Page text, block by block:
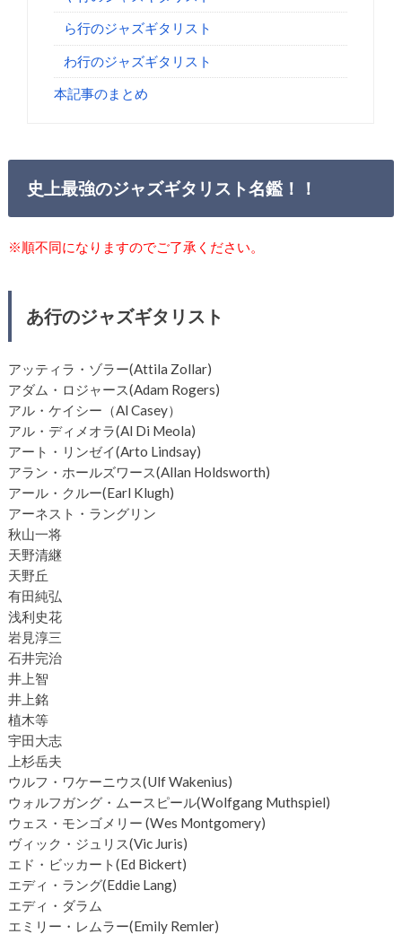
ら行のジャズギタリスト
わ行のジャズギタリスト
本記事のまとめ
史上最強のジャズギタリスト名鑑！！
※順不同になりますのでご了承ください。
あ行のジャズギタリスト
アッティラ・ゾラー(Attila Zollar)
アダム・ロジャース(Adam Rogers)
アル・ケイシー（Al Casey）
アル・ディメオラ(Al Di Meola)
アート・リンゼイ(Arto Lindsay)
アラン・ホールズワース(Allan Holdsworth)
アール・クルー(Earl Klugh)
アーネスト・ラングリン
秋山一将
天野清継
天野丘
有田純弘
浅利史花
岩見淳三
石井完治
井上智
井上銘
植木等
宇田大志
上杉岳夫
ウルフ・ワケーニウス(Ulf Wakenius)
ウォルフガング・ムースピール(Wolfgang Muthspiel)
ウェス・モンゴメリー (Wes Montgomery)
ヴィック・ジュリス(Vic Juris)
エド・ビッカート(Ed Bickert)
エディ・ラング(Eddie Lang)
エディ・ダラム
エミリー・レムラー(Emily Remler)